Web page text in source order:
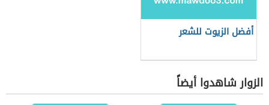
أفضل الزيوت للشعر
الزوار شاهدوا أيضاً